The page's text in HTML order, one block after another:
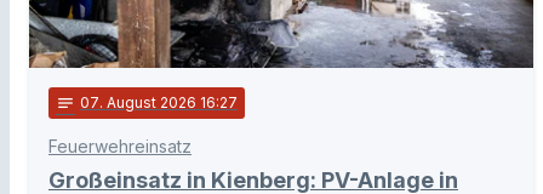
notes 07. August 2026 16:27
Feuerwehreinsatz
Großeinsatz in Kienberg: PV-Anlage in